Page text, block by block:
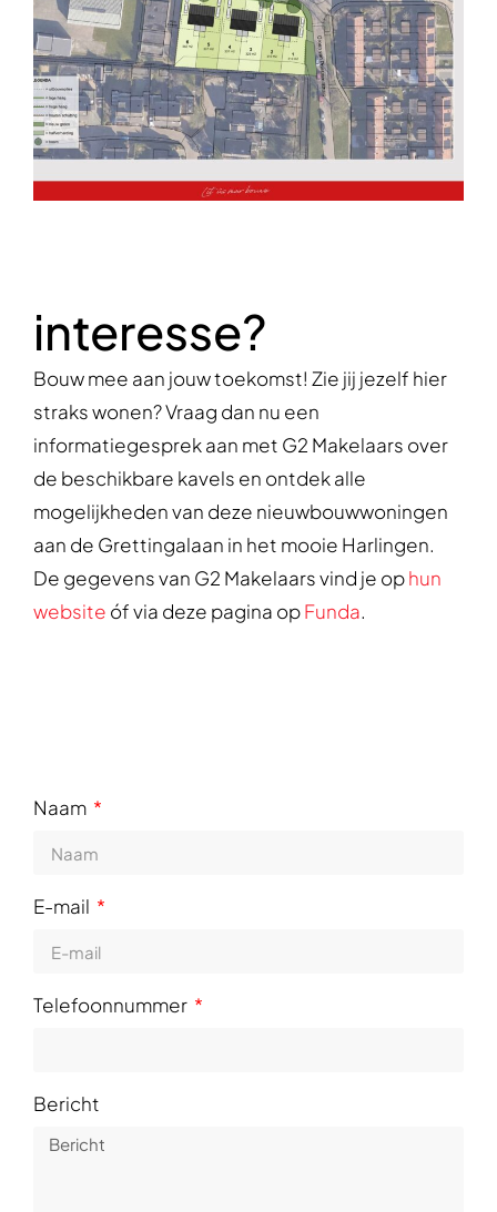
interesse?
Bouw mee aan jouw toekomst! Zie jij jezelf hier
straks wonen? Vraag dan nu een
informatiegesprek aan met G2 Makelaars over
de beschikbare kavels en ontdek alle
mogelijkheden van deze nieuwbouwwoningen
aan de Grettingalaan in het mooie Harlingen.
De gegevens van G2 Makelaars vind je ophun
website óf via deze pagina opFunda.
Naam
E-mail
Telefoonnummer
Bericht